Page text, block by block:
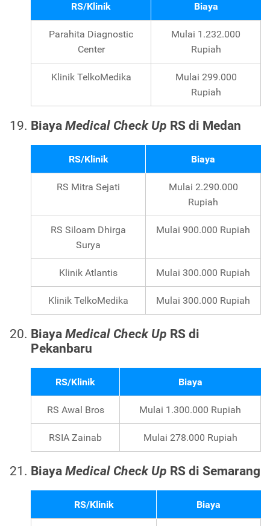
RS/Klinik Biaya
Parahita Diagnostic
Center
Mulai 1.232.000
Rupiah
Klinik TelkoMedika
Mulai 299.000
Rupiah
Biaya Medical Check Up RS di Medan
RS/Klinik Biaya
RS Mitra Sejati
Mulai 2.290.000
Rupiah
RS Siloam Dhirga
Surya
Mulai 900.000 Rupiah
Klinik Atlantis Mulai 300.000 Rupiah
Klinik TelkoMedika Mulai 300.000 Rupiah
Biaya Medical Check Up RS di
Pekanbaru
RS/Klinik Biaya
RS Awal Bros Mulai 1.300.000 Rupiah
RSIA Zainab Mulai 278.000 Rupiah
Biaya Medical Check Up RS di Semarang
RS/Klinik Biaya